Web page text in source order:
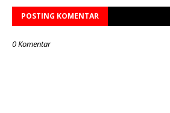
POSTING KOMENTAR
0 Komentar